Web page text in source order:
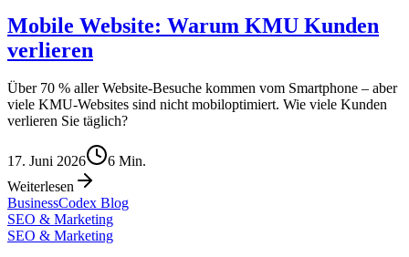
Mobile Website: Warum KMU Kunden
verlieren
Über 70 % aller Website-Besuche kommen vom Smartphone – aber
viele KMU-Websites sind nicht mobiloptimiert. Wie viele Kunden
verlieren Sie täglich?
17. Juni 2026 6 Min.
Weiterlesen
BusinessCodex Blog
SEO & Marketing
SEO & Marketing